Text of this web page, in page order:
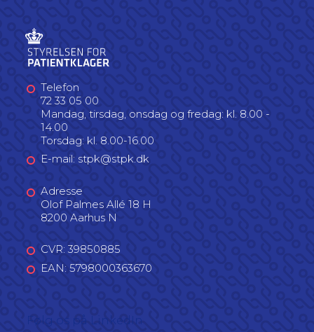
Telefon
72 33 05 00
Mandag, tirsdag, onsdag og fredag: kl. 8.00 -
14.00
Torsdag: kl. 8.00-16.00
E-mail: stpk@stpk.dk
Adresse
Olof Palmes Allé 18 H
8200 Aarhus N
CVR: 39850885
EAN: 5798000363670